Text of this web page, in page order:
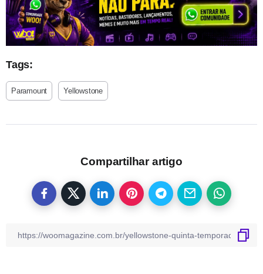
Tags:
Paramount Yellowstone
Compartilhar artigo